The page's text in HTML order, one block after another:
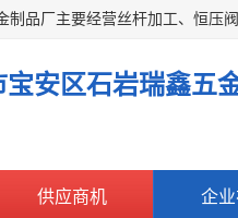
宝安区石岩瑞鑫五
供应商机 企